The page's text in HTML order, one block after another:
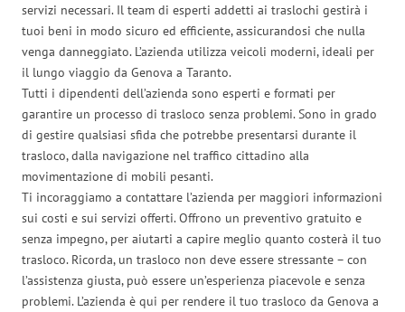
servizi necessari. Il team di esperti addetti ai traslochi gestirà i
tuoi beni in modo sicuro ed efficiente, assicurandosi che nulla
venga danneggiato. L’azienda utilizza veicoli moderni, ideali per
il lungo viaggio da Genova a Taranto.
Tutti i dipendenti dell’azienda sono esperti e formati per
garantire un processo di trasloco senza problemi. Sono in grado
di gestire qualsiasi sfida che potrebbe presentarsi durante il
trasloco, dalla navigazione nel traffico cittadino alla
movimentazione di mobili pesanti.
Ti incoraggiamo a contattare l’azienda per maggiori informazioni
sui costi e sui servizi offerti. Offrono un preventivo gratuito e
senza impegno, per aiutarti a capire meglio quanto costerà il tuo
trasloco. Ricorda, un trasloco non deve essere stressante – con
l’assistenza giusta, può essere un’esperienza piacevole e senza
problemi. L’azienda è qui per rendere il tuo trasloco da Genova a